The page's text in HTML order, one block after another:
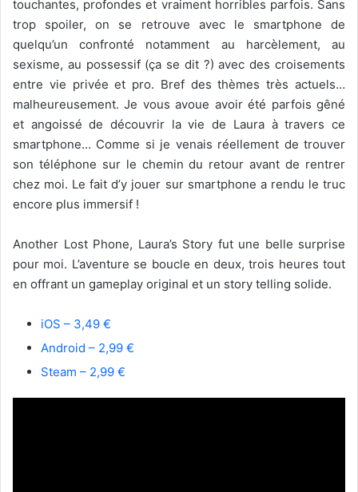
touchantes, profondes et vraiment horribles parfois. Sans
trop spoiler, on se retrouve avec le smartphone de
quelqu’un confronté notamment au harcèlement, au
sexisme, au possessif (ça se dit ?) avec des croisements
entre vie privée et pro. Bref des thèmes très actuels…
malheureusement. Je vous avoue avoir été parfois gêné
et angoissé de découvrir la vie de Laura à travers ce
smartphone… Comme si je venais réellement de trouver
son téléphone sur le chemin du retour avant de rentrer
chez moi. Le fait d’y jouer sur smartphone a rendu le truc
encore plus immersif !
Another Lost Phone, Laura’s Story fut une belle surprise
pour moi. L’aventure se boucle en deux, trois heures tout
en offrant un gameplay original et un story telling solide.
iOS – 3,49 €
Android – 2,99 €
Steam – 2,99 €